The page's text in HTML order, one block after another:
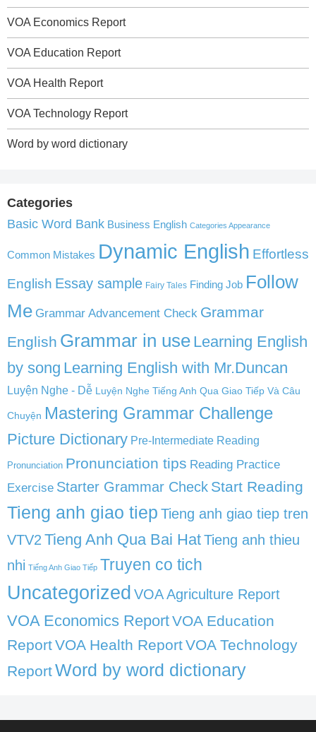
VOA Economics Report
VOA Education Report
VOA Health Report
VOA Technology Report
Word by word dictionary
Categories
Basic Word Bank Business English Categories Appearance
Common Mistakes Dynamic English Effortless
English Essay sample Fairy Tales Finding Job Follow
Me Grammar Advancement Check Grammar
English Grammar in use Learning English
by song Learning English with Mr.Duncan
Luyện Nghe - Dễ Luyện Nghe Tiếng Anh Qua Giao Tiếp Và Câu
Chuyện Mastering Grammar Challenge
Picture Dictionary Pre-Intermediate Reading
Pronunciation Pronunciation tips Reading Practice
Exercise Starter Grammar Check Start Reading
Tieng anh giao tiep Tieng anh giao tiep tren
VTV2 Tieng Anh Qua Bai HatTieng anh thieu
nhi Tiếng Anh Giao Tiếp Truyen co tich
Uncategorized VOA Agriculture Report
VOA Economics ReportVOA Education
ReportVOA Health ReportVOA Technology
ReportWord by word dictionary